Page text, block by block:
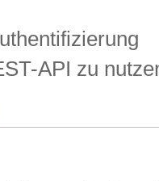
API zu